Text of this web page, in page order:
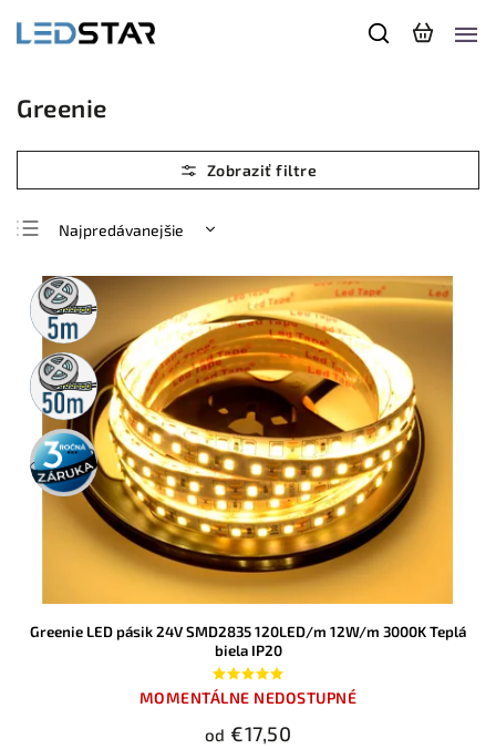
Greenie
Najpredávanejšie
Najdrahšie
Abecedne
5m
rolka
50m
rolka
3 roky
záruka
Greenie LED pásik 24V SMD2835 120LED/m 12W/m 3000K Teplá
biela IP20
MOMENTÁLNE NEDOSTUPNÉ
od €17,50